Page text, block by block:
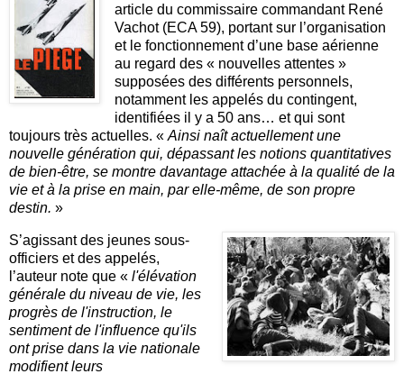
article du commissaire commandant René
Vachot (ECA 59), portant sur l’organisation
et le fonctionnement d’une base aérienne
au regard des « nouvelles attentes »
supposées des différents personnels,
notamment les appelés du contingent,
identifiées il y a 50 ans… et qui sont
toujours très actuelles. « Ainsi naît actuellement une
nouvelle génération qui, dépassant les notions quantitatives
de bien-être, se montre davantage attachée à la qualité de la
vie et à la prise en main, par elle-même, de son propre
destin. »
S’agissant des jeunes sous-
officiers et des appelés,
l’auteur note que « l'élévation
générale du niveau de vie, les
progrès de l'instruction, le
sentiment de l'influence qu'ils
ont prise dans la vie nationale
modifient leurs